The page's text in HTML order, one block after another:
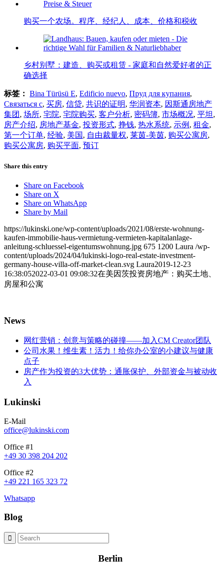
购买一个农场。程序、经纪人、成本、价格和税收
乡村别墅：建造、购买或租赁 - 家庭和自然爱好者的正
确选择
标签： Bina Türüsü E, Edificio nuevo, Пруд для купания,
Связаться с, 买房, 信贷, 共识的证明, 华润资本, 因斯通房地产
集团 , 场所, 宅院, 宅院购买, 客户分析, 密码簿, 市场概况, 平坦,
房产介绍, 房地产基金, 投资形式, 挣钱, 热水系统, 示例 , 租金,
第一个订单, 经验, 美国, 自由裁量权, 莱茵-美茵, 购买公寓房,
购买公寓房, 购买平面, 预订
Share this entry
Share on Facebook
Share on X
Share on WhatsApp
Share by Mail
https://lukinski.one/wp-content/uploads/2021/08/erste-wohnung-
kaufen-immobilie-haus-vermietung-vermieten-kapitalanlage-
anleitung-schluessel-eigentumswohnung.jpg 675 1200 Laura /wp-
content/uploads/2024/04/lukinski-logo-real-estate-investment-
germany-house-villa-off-market-clean.svg Laura2019-12-23
16:38:052022-03-01 09:08:32在美因茨投资房地产：购买土地、
房屋和公寓
News
网红营销：创意与策略的碰撞——加入CM Creator团队
公司水果！维生素！活力！给你办公室的小建议与健康
点子
房产作为投资的3大优势：通胀保护、外部资金与被动收
入
Lukinski
E-Mail
office@lukinski.com
Office #1
+49 30 398 204 202
Office #2
+49 221 165 323 72
Whatsapp
Blog
Berlin